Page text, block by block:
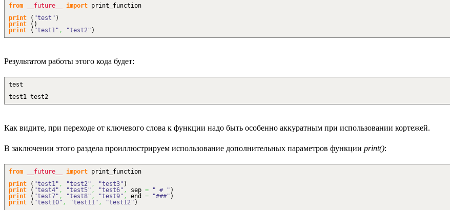
from __future__ import print_function
print
( "test" )
print
( )
print
( "test1" , "test2" )
Результатом работы этого кода будет:
test
test1 test2
Как видите, при переходе от ключевого слова к функции надо быть особенно аккуратным при использовании кортежей.
В заключении этого раздела проиллюстрируем использование дополнительных параметров функции print():
from __future__ import print_function
print
( "test1" , "test2" , "test3" )
print
( "test4" , "test5" , "test6" , sep = " # " )
print
( "test7" , "test8" , "test9" , end = "###" )
print
( "test10" , "test11" , "test12" )